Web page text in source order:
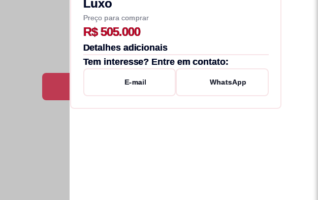
Luxo
Preço para comprar
R$ 505.000
Detalhes adicionais
Tem interesse? Entre em contato:
E-mail WhatsApp